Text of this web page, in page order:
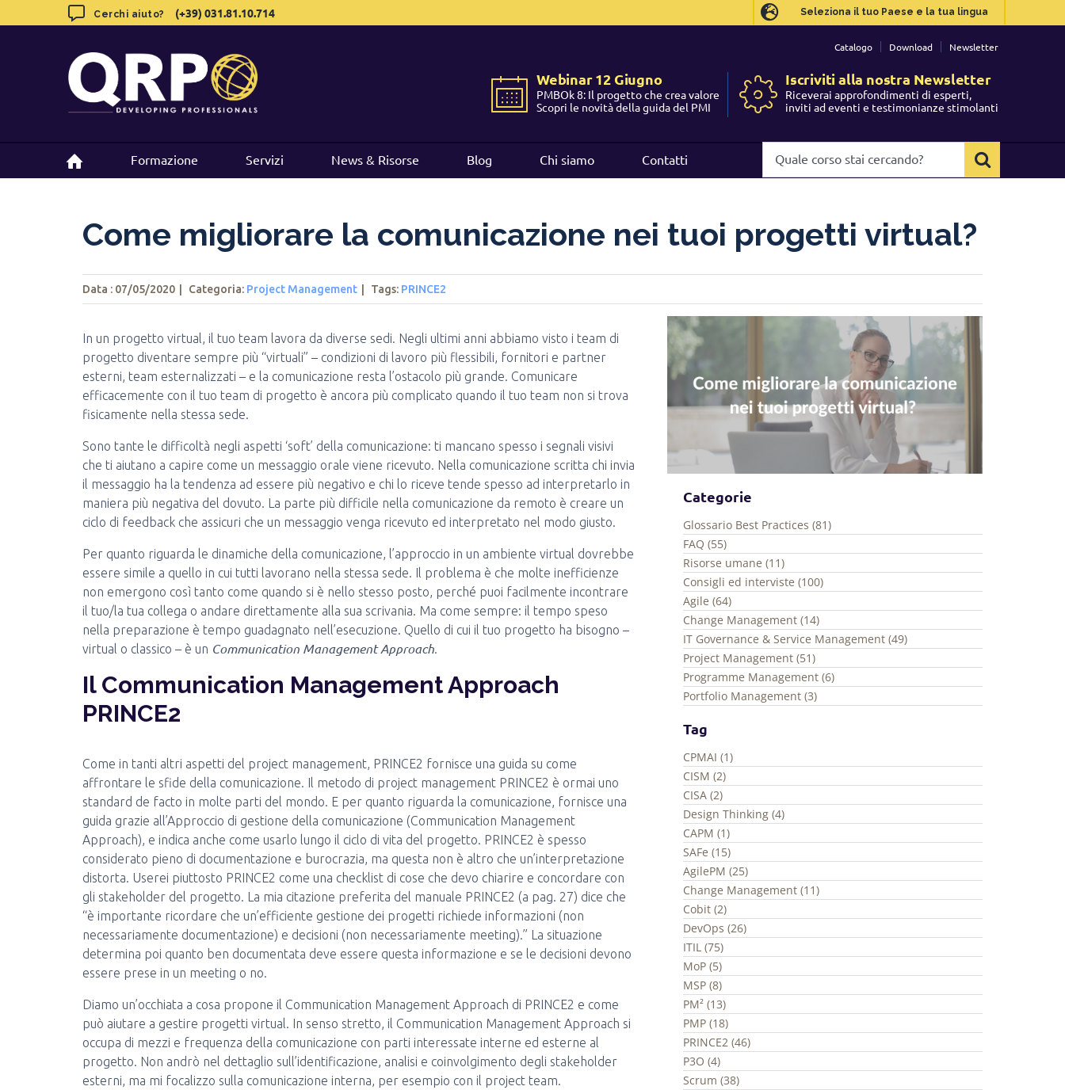
to
EN FR
NL
FR
Italy
IT
Luxembourg
EN
FR
Switzerland
DE EN
FR
Cerchi aiuto? (+39) 031.81.10.714 Seleziona il tuo Paese e la tua lingua
Catalogo Download Newsletter
Webinar 12 Giugno
PMBOk 8: Il progetto che crea valore
Scopri le novità della guida del PMI
Iscriviti alla nostra Newsletter
Riceverai approfondimenti di esperti,
inviti ad eventi e testimonianze stimolanti
Formazione Servizi News & Risorse Blog Chi siamo Contatti
corso
EN FR
NL
FR
Italy
IT
Luxembourg
EN
FR
Switzerland
DE EN
FR
Cerchi aiuto? (+39) 031.81.10.714 Seleziona il tuo Paese e la tua lingua
Catalogo Download Newsletter
Webinar 12 Giugno
PMBOk 8: Il progetto che crea valore
Scopri le novità della guida del PMI
Iscriviti alla nostra Newsletter
Riceverai approfondimenti di esperti,
inviti ad eventi e testimonianze stimolanti
Formazione Servizi News & Risorse Blog Chi siamo Contatti
corso
Come migliorare la comunicazione nei tuoi progetti virtual?
Data : 07/05/2020 Categoria: Project Management Tags: PRINCE2
Categorie
Glossario Best Practices (81)
FAQ (55)
Risorse umane (11)
Consigli ed interviste (100)
Agile (64)
Change Management (14)
IT Governance & Service Management (49)
Project Management (51)
Programme Management (6)
Portfolio Management (3)
Tag
CPMAI (1)
CISM (2)
CISA (2)
Design Thinking (4)
CAPM (1)
SAFe (15)
AgilePM (25)
Change Management (11)
Cobit (2)
DevOps (26)
ITIL (75)
MoP (5)
MSP (8)
PM² (13)
PMP (18)
PRINCE2 (46)
P3O (4)
Scrum (38)
In un progetto virtual, il tuo team lavora da diverse sedi. Negli ultimi anni abbiamo visto i team di
progetto diventare sempre più “virtuali” – condizioni di lavoro più flessibili, fornitori e partner
esterni, team esternalizzati – e la comunicazione resta l’ostacolo più grande. Comunicare
efficacemente con il tuo team di progetto è ancora più complicato quando il tuo team non si trova
fisicamente nella stessa sede.
Sono tante le difficoltà negli aspetti ‘soft’ della comunicazione: ti mancano spesso i segnali visivi
che ti aiutano a capire come un messaggio orale viene ricevuto. Nella comunicazione scritta chi invia
il messaggio ha la tendenza ad essere più negativo e chi lo riceve tende spesso ad interpretarlo in
maniera più negativa del dovuto. La parte più difficile nella comunicazione da remoto è creare un
ciclo di feedback che assicuri che un messaggio venga ricevuto ed interpretato nel modo giusto.
Per quanto riguarda le dinamiche della comunicazione, l’approccio in un ambiente virtual dovrebbe
essere simile a quello in cui tutti lavorano nella stessa sede. Il problema è che molte inefficienze
non emergono così tanto come quando si è nello stesso posto, perché puoi facilmente incontrare
il tuo/la tua collega o andare direttamente alla sua scrivania. Ma come sempre: il tempo speso
nella preparazione è tempo guadagnato nell’esecuzione. Quello di cui il tuo progetto ha bisogno –
virtual o classico – è un Communication Management Approach.
Il Communication Management Approach
PRINCE2
Come in tanti altri aspetti del project management, PRINCE2 fornisce una guida su come
affrontare le sfide della comunicazione. Il metodo di project management PRINCE2 è ormai uno
standard de facto in molte parti del mondo. E per quanto riguarda la comunicazione, fornisce una
guida grazie all’Approccio di gestione della comunicazione (Communication Management
Approach), e indica anche come usarlo lungo il ciclo di vita del progetto. PRINCE2 è spesso
considerato pieno di documentazione e burocrazia, ma questa non è altro che un’interpretazione
distorta. Userei piuttosto PRINCE2 come una checklist di cose che devo chiarire e concordare con
gli stakeholder del progetto. La mia citazione preferita del manuale PRINCE2 (a pag. 27) dice che
“è importante ricordare che un’efficiente gestione dei progetti richiede informazioni (non
necessariamente documentazione) e decisioni (non necessariamente meeting).” La situazione
determina poi quanto ben documentata deve essere questa informazione e se le decisioni devono
essere prese in un meeting o no.
Diamo un’occhiata a cosa propone il Communication Management Approach di PRINCE2 e come
può aiutare a gestire progetti virtual. In senso stretto, il Communication Management Approach si
occupa di mezzi e frequenza della comunicazione con parti interessate interne ed esterne al
progetto. Non andrò nel dettaglio sull’identificazione, analisi e coinvolgimento degli stakeholder
esterni, ma mi focalizzo sulla comunicazione interna, per esempio con il project team.